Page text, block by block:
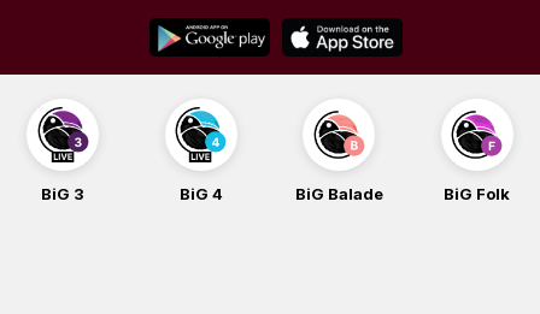
content
BiG 3 BiG 4 BiG Balade BiG Folk